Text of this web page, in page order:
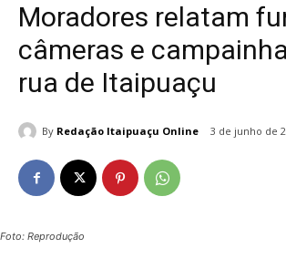
Moradores relatam
câmeras e
rua de Itaipuaçu
By Redação Itaipuaçu Online 3 de junho de
Foto: Reprodução